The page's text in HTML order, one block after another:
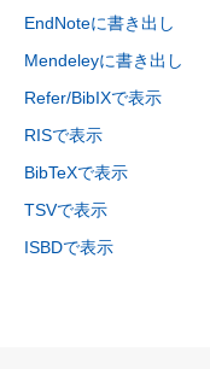
EndNoteに書き出し
Mendeleyに書き出し
Refer/BibIXで表示
RISで表示
BibTeXで表示
TSVで表示
ISBDで表示